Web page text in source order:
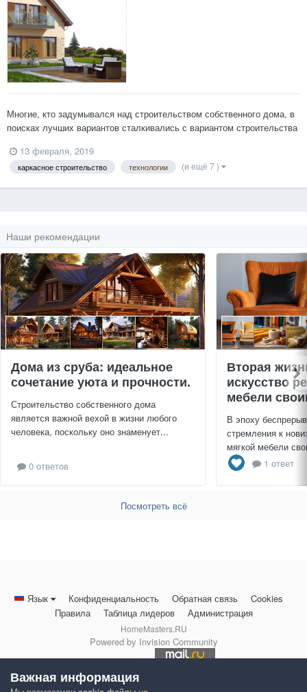
Многие, кто задумывался над строительством собственного дома, в
поисках лучших вариантов сталкивались с вариантом строительства
технология предполагает использование строительных панелей,
которые поддерживают структуру здания и являются са...
13 февраля, 2019
каркасное строительство технологии (и ещё 7 )
Наши рекомендации
Дома из сруба: идеальное
сочетание уюта и прочности.
Строительство собственного дома
является важной вехой в жизни любого
человека, поскольку оно знаменует...
0 ответов
Вторая
искусство
мебели
В эпоху
стремления к
мягкой мебели
1 ответ
Посмотреть всё
Язык Конфиденциальность Обратная связь
Cookies
Правила
Таблица лидеров Администрация
HomeMasters.RU
Powered by Invision Community
Важная информация